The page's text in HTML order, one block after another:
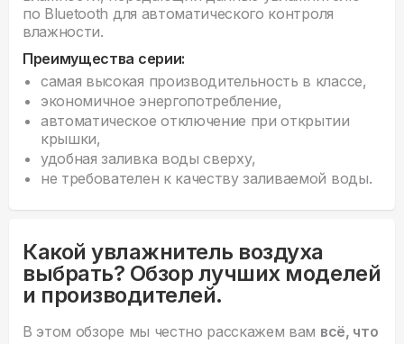
по Bluetooth для автоматического контроля
влажности.
Преимущества серии:
самая высокая производительность в классе,
экономичное энергопотребление,
автоматическое отключение при открытии
крышки,
удобная заливка воды сверху,
не требователен к качеству заливаемой воды.
Какой увлажнитель воздуха
выбрать? Обзор лучших моделей
и производителей.
В этом обзоре мы честно расскажем вам всё, что